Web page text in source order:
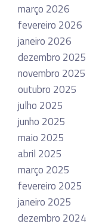
março 2026
fevereiro 2026
janeiro 2026
dezembro 2025
novembro 2025
outubro 2025
julho 2025
junho 2025
maio 2025
abril 2025
março 2025
fevereiro 2025
janeiro 2025
dezembro 2024